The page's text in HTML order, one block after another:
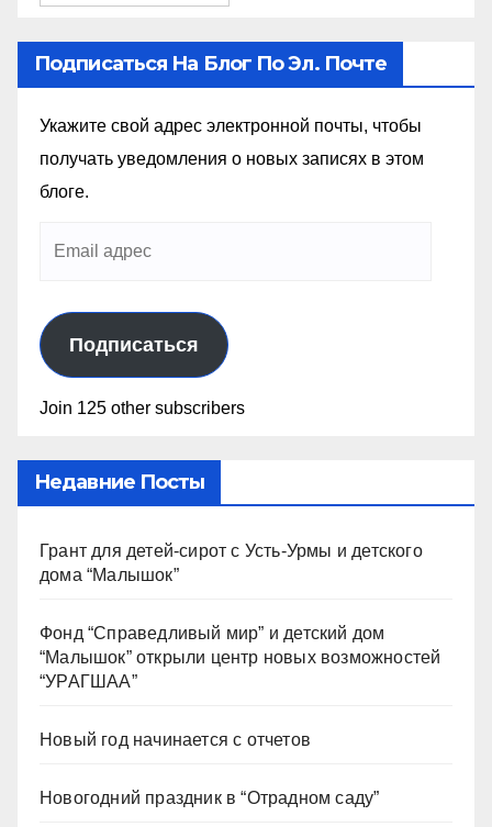
Подписаться На Блог По Эл. Почте
Укажите свой адрес электронной почты, чтобы
получать уведомления о новых записях в этом
блоге.
Подписаться
Join 125 other subscribers
Недавние Посты
Грант для детей-сирот с Усть-Урмы и детского
дома “Малышок”
Фонд “Справедливый мир” и детский дом
“Малышок” открыли центр новых возможностей
“УРАГШАА”
Новый год начинается с отчетов
Новогодний праздник в “Отрадном саду”